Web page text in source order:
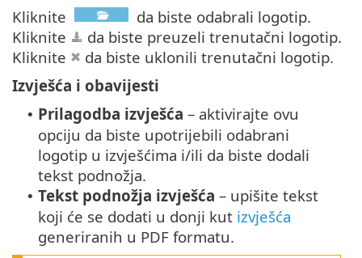
Kliknite
da biste odabrali logotip.
Kliknite
da biste preuzeli trenutačni logotip.
Kliknite
da biste uklonili trenutačni logotip.
Izvješća i obavijesti
• Prilagodba izvješća – aktivirajte ovu
opciju da biste upotrijebili odabrani
logotip u izvješćima i/ili da biste dodali
tekst podnožja.
• Tekst podnožja izvješća – upišite tekst
koji će se dodati u donji kut izvješća
generiranih u PDF formatu.